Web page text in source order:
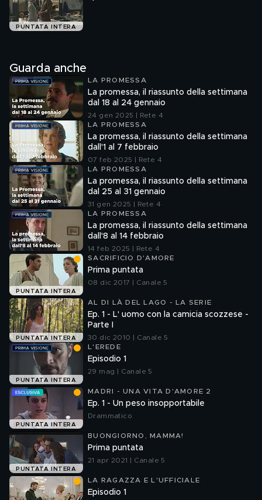
PUNTATA INTERA
Guarda anche
LA PROMESSA
La promessa, il riassunto della settimana
dal 18 al 24 gennaio
24 gen 2025 | Rete 4
LA PROMESSA
La promessa, il riassunto della settimana
dall'1 al 7 febbraio
07 feb 2025 | Rete 4
LA PROMESSA
La promessa, il riassunto della settimana
dal 25 al 31 gennaio
31 gen 2025 | Rete 4
LA PROMESSA
La promessa, il riassunto della settimana
dall'8 al 14 febbraio
14 feb 2025 | Rete 4
PUNTATA INTERA
SACRIFICIO D'AMORE
Prima puntata
08 dic 2017 | Canale 5
PUNTATA INTERA
AL DI LÀ DEL LAGO - LA SERIE
Ep. 1 - L' uomo con la camicia scozzese -
Parte I
30 dic 2010 | Canale 5
PUNTATA INTERA
L'EREDE
Episodio 1
29 mag | Canale 5
PUNTATA INTERA
MADRI - UNA VITA D'AMORE 2
Ep. 1 - Un peso insopportabile
Drammatico
PUNTATA INTERA
BUONGIORNO, MAMMA!
Prima puntata
21 apr 2021 | Canale 5
LA RAGAZZA E L'UFFICIALE
Episodio 1